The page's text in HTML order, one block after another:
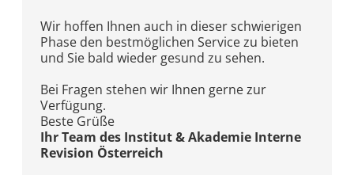
Wir hoffen Ihnen auch in dieser schwierigen
Phase den bestmöglichen Service zu bieten
und Sie bald wieder gesund zu sehen.
Bei Fragen stehen wir Ihnen gerne zur
Verfügung.
Beste Grüße
Ihr Team des Institut & Akademie Interne
Revision Österreich